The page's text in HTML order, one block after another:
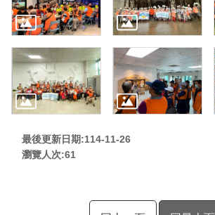
最後更新日期:114-11-26
瀏覽人次:61